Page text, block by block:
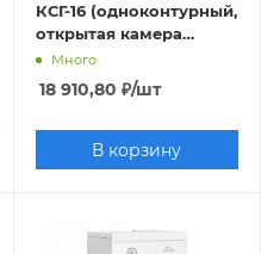
КСГ-16 (одноконтурный,
открытая камера
сгорания)
Много
18 910,80 ₽/шт
В корзину